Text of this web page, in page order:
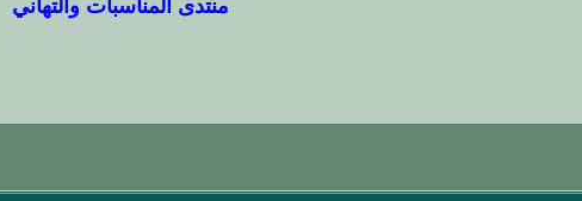
منتدى المناسبات وألتهاني